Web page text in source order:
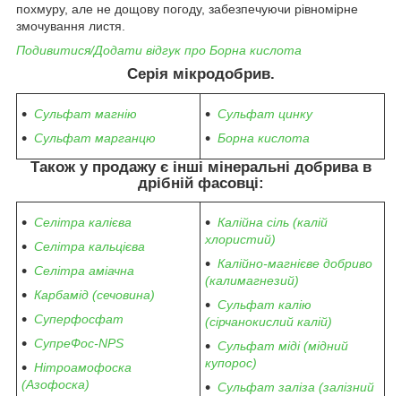
похмуру, але не дощову погоду, забезпечуючи рівномірне
змочування листя.
Подивитися/Додати відгук про Борна кислота
Серія мікродобрив.
Сульфат магнію
Сульфат марганцю
Сульфат цинку
Борна кислота
Також у продажу є інші мінеральні добрива в
дрібній фасовці:
Селітра калієва
Селітра кальцієва
Селітра аміачна
Карбамід (сечовина)
Суперфосфат
СупреФос-NPS
Нітроамофоска
(Азофоска)
Калійна сіль (калій
хлористий)
Калійно-магнієве добриво
(калимагнезий)
Сульфат калію
(сірчанокислий калій)
Сульфат міді (мідний
купорос)
Сульфат заліза (залізний